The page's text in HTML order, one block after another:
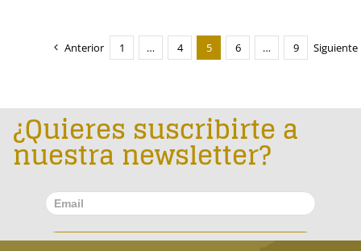
Anterior 1 … 4 5 6 … 9 Siguiente
¿Quieres suscribirte a
nuestra newsletter?